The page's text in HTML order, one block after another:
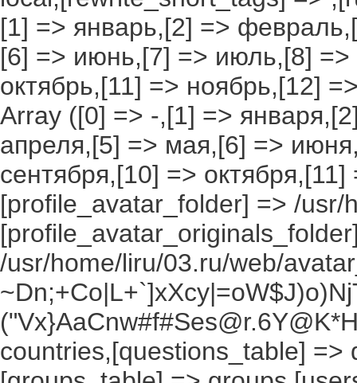
[1] => январь,[2] =>
[6] => июнь,[7] => июль,[8] =>
октябрь,[11] => ноябрь,[12]
Array ([0] => -,[1] =>
апреля,[5] => мая,[6] =>
сентября,[10] =>
[profile_avatar_folder] => /
/usr/home/liru/03.ru/web/
countries,[questions_table]